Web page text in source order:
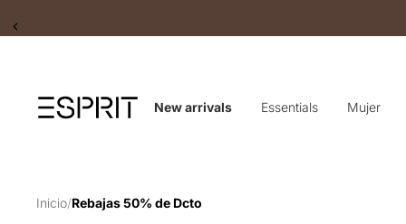
New arrivals Essentials Mujer
Inicio/Rebajas 50% de Dcto